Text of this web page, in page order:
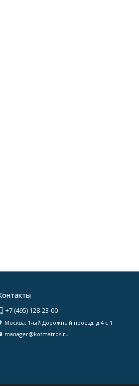
+7 (495) 128-23-00
Москва, 1-ый Дорожный проезд, д.4 с 1
manager@kotmatros.ru